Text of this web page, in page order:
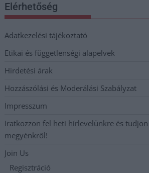
Elérhetőség
Adatkezelési tájékoztató
Etikai és függetlenségi alapelvek
Hirdetési árak
Hozzászólási és Moderálási Szabályzat
Impresszum
Iratkozzon fel heti hírlevelünkre és
megyénkről!
Join Us
Regisztráció